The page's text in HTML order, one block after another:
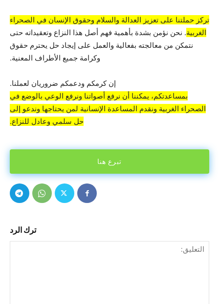
تركز حملتنا على تعزيز العدالة والسلام وحقوق الإنسان في الصحراء
الغربية. نحن نؤمن بشدة بأهمية فهم أصل هذا النزاع وتعقيداته حتى
نتمكن من معالجته بفعالية والعمل على إيجاد حل يحترم حقوق
وكرامة جميع الأطراف المعنية.
إن كرمكم ودعمكم ضروريان لعملنا.
بمساعدتكم، يمكننا أن نرفع أصواتنا ونرفع الوعي بالوضع في
الصحراء الغربية ونقدم المساعدة الإنسانية لمن يحتاجها وندعو إلى
حل سلمي وعادل للنزاع.
تبرع هنا
ترك الرد